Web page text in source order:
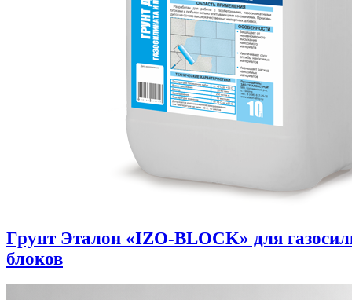
Грунт Эталон «IZO-BLOCK» для
блоков